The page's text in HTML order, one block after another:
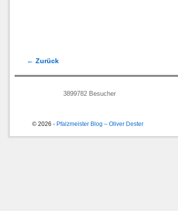
Bilder-Navigation
← Zurück
3899782Besucher
© 2026 - Pfalzmeister Blog – Oliver Dester